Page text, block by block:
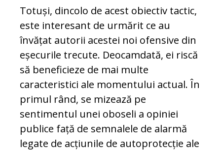
Totuși, dincolo de acest obiectiv tactic,
este in­teresant de urmărit ce au
învățat autorii acestei noi ofensive din
eșecurile trecute. Deocamdată, ei riscă
să beneficieze de mai multe
caracteristici ale momentului actual. În
primul rând, se mizează pe
sentimentul unei oboseli a opiniei
publice față de semnalele de alarmă
legate de acțiunile de autoprotecție ale